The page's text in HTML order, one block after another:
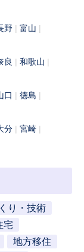
野
富山
良
和歌山
口
徳島
分
宮崎
り・技術
宅
地方移住